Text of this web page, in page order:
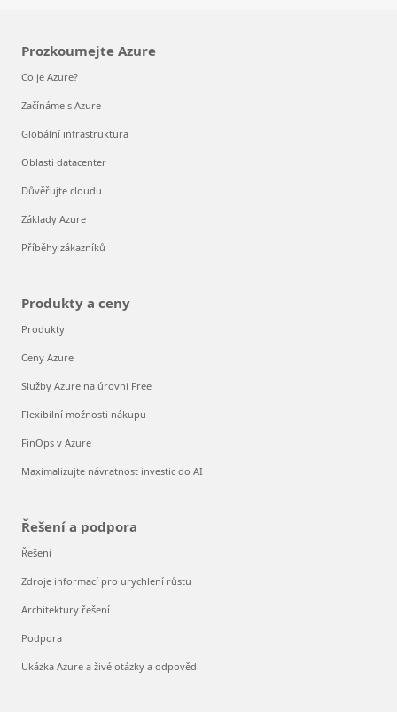
Prozkoumejte Azure
Co je Azure?
Začínáme s Azure
Globální infrastruktura
Oblasti datacenter
Důvěřujte cloudu
Základy Azure
Příběhy zákazníků
Produkty a ceny
Produkty
Ceny Azure
Služby Azure na úrovni Free
Flexibilní možnosti nákupu
FinOps v Azure
Maximalizujte návratnost investic do AI
Řešení a podpora
Řešení
Zdroje informací pro urychlení růstu
Architektury řešení
Podpora
Ukázka Azure a živé otázky a odpovědi